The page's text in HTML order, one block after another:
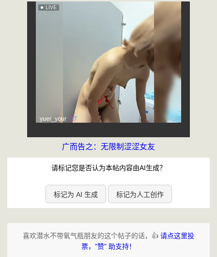
广而告之：无限制涩涩女友
请标记您是否认为本帖内容由AI生成？
标记为 AI 生成 标记为人工创作
喜欢潜水不带氧气瓶朋友的这个帖子的话，👍 请点这里投
票，"赞" 助支持！